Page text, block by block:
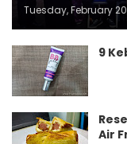
Tuesday, February
9
Air